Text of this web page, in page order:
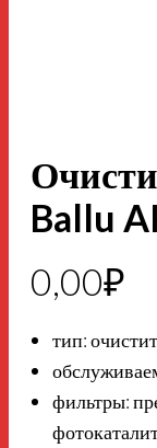
Ballu
0,00₽
тип:
фильтры: